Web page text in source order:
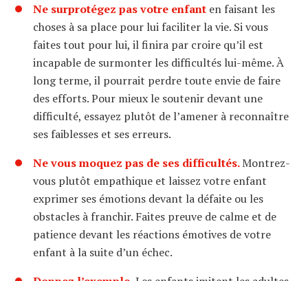
Ne surprotégez pas votre enfant en faisant les
choses à sa place pour lui faciliter la vie. Si vous
faites tout pour lui, il finira par croire qu’il est
incapable de surmonter les difficultés lui-même. À
long terme, il pourrait perdre toute envie de faire
des efforts. Pour mieux le soutenir devant une
difficulté, essayez plutôt de l’amener à reconnaître
ses faiblesses et ses erreurs.
Ne vous moquez pas de ses difficultés.Montrez-
vous plutôt empathique et laissez votre enfant
exprimer ses émotions devant la défaite ou les
obstacles à franchir. Faites preuve de calme et de
patience devant les réactions émotives de votre
enfant à la suite d’un échec.